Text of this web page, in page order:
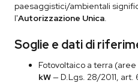
paesaggistici/ambientali
l'Autorizzazione Unica.
Soglie e dati di
Fotovoltaico a terra
kW— D.Lgs. 28/2011, art.